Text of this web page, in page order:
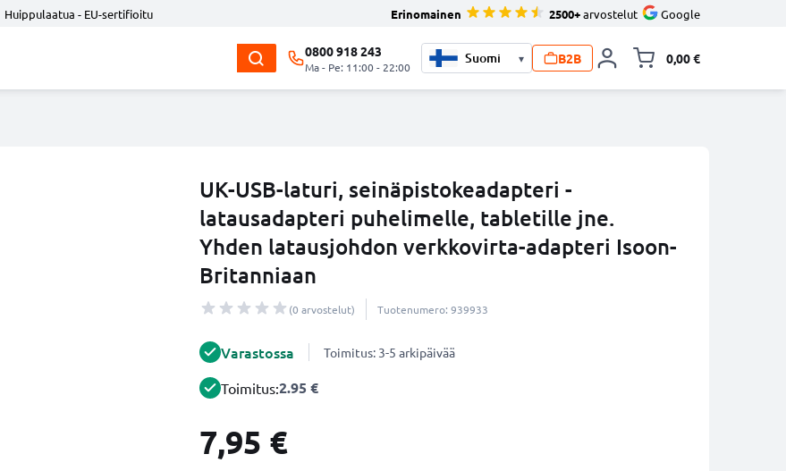
Huippulaatua - EU-sertifioitu Erinomainen 2500+arvostelut Google
0800 918 243
Ma - Pe: 11:00 - 22:00
▾ B2B 0,00 €
UK-USB-laturi, seinäpistokeadapteri -
latausadapteri puhelimelle, tabletille jne.
Yhden latausjohdon verkkovirta-adapteri Isoon-
Britanniaan
(0 arvostelut) Tuotenumero: 939933
Varastossa Toimitus: 3-5 arkipäivää
Toimitus:2.95 €
7,95 €